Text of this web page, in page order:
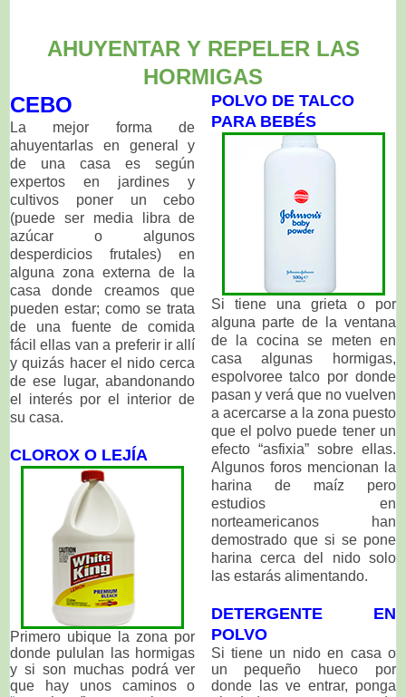
AHUYENTAR Y REPELER LAS
HORMIGAS
CEBO
La mejor forma de
ahuyentarlas en general y
de una casa es según
expertos en jardines y
cultivos poner un cebo
(puede ser media libra de
azúcar o algunos
desperdicios frutales) en
alguna zona externa de la
casa donde creamos que
pueden estar; como se trata
de una fuente de comida
fácil ellas van a preferir ir allí
y quizás hacer el nido cerca
de ese lugar, abandonando
el interés por el interior de
su casa.
CLOROX O LEJÍA
Primero ubique la zona por
donde pululan las hormigas
y si son muchas podrá ver
que hay unos caminos o
POLVO DE TALCO
PARA BEBÉS
Si tiene una grieta o por
alguna parte de la ventana
de la cocina se meten en
casa algunas hormigas,
espolvoree talco por donde
pasan y verá que no vuelven
a acercarse a la zona puesto
que el polvo puede tener un
efecto “asfixia” sobre ellas.
Algunos foros mencionan la
harina de maíz pero
estudios en
norteamericanos han
demostrado que si se pone
harina cerca del nido solo
las estarás alimentando.
DETERGENTE EN
POLVO
Si tiene un nido en casa o
un pequeño hueco por
donde las ve entrar, ponga